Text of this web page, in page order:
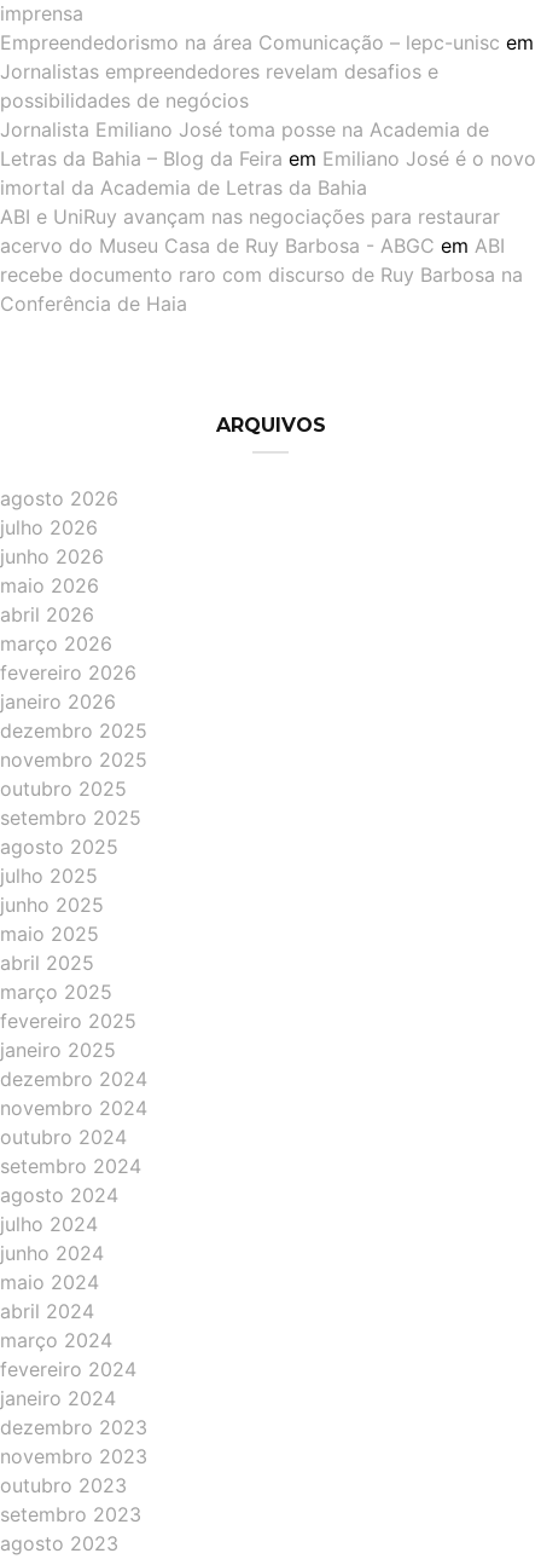
imprensa
Empreendedorismo na área Comunicação – lepc-unisc em
Jornalistas empreendedores revelam desafios e
possibilidades de negócios
Jornalista Emiliano José toma posse na Academia de
Letras da Bahia – Blog da Feira em Emiliano José é o novo
imortal da Academia de Letras da Bahia
ABI e UniRuy avançam nas negociações para restaurar
acervo do Museu Casa de Ruy Barbosa - ABGC em ABI
recebe documento raro com discurso de Ruy Barbosa na
Conferência de Haia
ARQUIVOS
agosto 2026
julho 2026
junho 2026
maio 2026
abril 2026
março 2026
fevereiro 2026
janeiro 2026
dezembro 2025
novembro 2025
outubro 2025
setembro 2025
agosto 2025
julho 2025
junho 2025
maio 2025
abril 2025
março 2025
fevereiro 2025
janeiro 2025
dezembro 2024
novembro 2024
outubro 2024
setembro 2024
agosto 2024
julho 2024
junho 2024
maio 2024
abril 2024
março 2024
fevereiro 2024
janeiro 2024
dezembro 2023
novembro 2023
outubro 2023
setembro 2023
agosto 2023